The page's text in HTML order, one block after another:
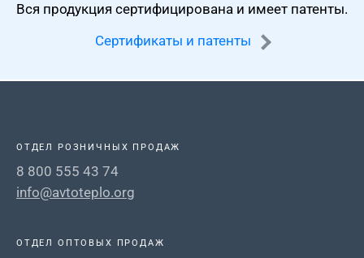
Вся продукция сертифицирована и имеет патенты.
Сертификаты и патенты
ОТДЕЛ РОЗНИЧНЫХ ПРОДАЖ
8 800 555 43 74
info@avtoteplo.org
ОТДЕЛ ОПТОВЫХ ПРОДАЖ